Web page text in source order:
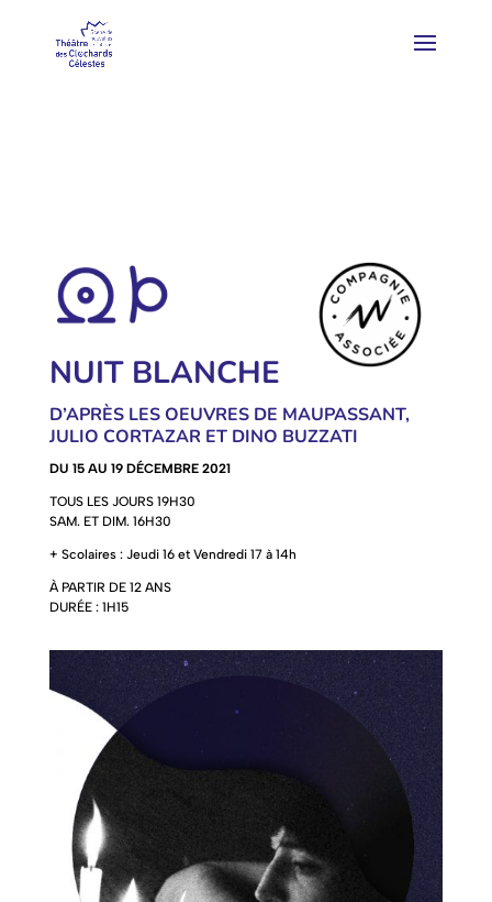
NUIT BLANCHE
D’APRÈS LES OEUVRES DE MAUPASSANT,
JULIO CORTAZAR ET DINO BUZZATI
DU 15 AU 19 DÉCEMBRE 2021
TOUS LES JOURS 19H30
SAM. ET DIM. 16H30
+ Scolaires : Jeudi 16 et Vendredi 17 à 14h
À PARTIR DE 12 ANS
DURÉE : 1H15